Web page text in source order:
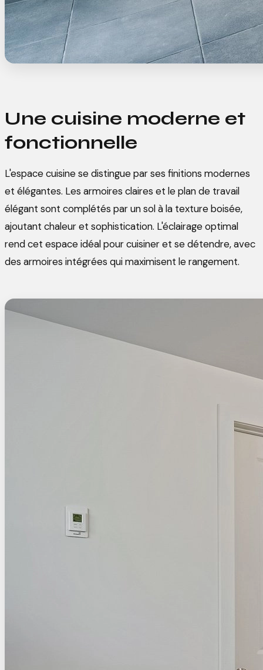
Une cuisine moderne et
fonctionnelle
L'espace cuisine se distingue par ses finitions modernes
et élégantes. Les armoires claires et le plan de travail
élégant sont complétés par un sol à la texture boisée,
ajoutant chaleur et sophistication. L'éclairage optimal
rend cet espace idéal pour cuisiner et se détendre, avec
des armoires intégrées qui maximisent le rangement.